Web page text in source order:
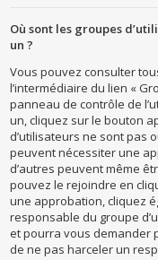
Où sont les groupes
un ?
Vous pouvez consulter
l’intermédiaire du lien «
panneau de contrôle de
un, cliquez sur le bouton
d’utilisateurs ne sont pas
peuvent nécessiter une
d’autres peuvent même
pouvez le rejoindre en
une approbation, cliquez
responsable du groupe
et pourra vous demander
de ne pas harceler un